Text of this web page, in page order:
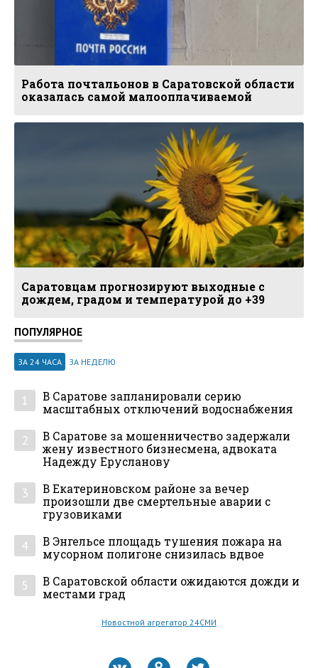
Работа почтальонов в Саратовской области
оказалась самой малооплачиваемой
Саратовцам прогнозируют выходные с
дождем, градом и температурой до +39
ПОПУЛЯРНОЕ
ЗА 24 ЧАСА ЗА НЕДЕЛЮ
1
В Саратове запланировали серию
масштабных отключений водоснабжения
2
В Саратове за мошенничество задержали
жену известного бизнесмена, адвоката
Надежду Ерусланову
3
В Екатериновском районе за вечер
произошли две смертельные аварии с
грузовиками
4
В Энгельсе площадь тушения пожара на
мусорном полигоне снизилась вдвое
5
В Саратовской области ожидаются дожди и
местами град
Новостной агрегатор 24СМИ